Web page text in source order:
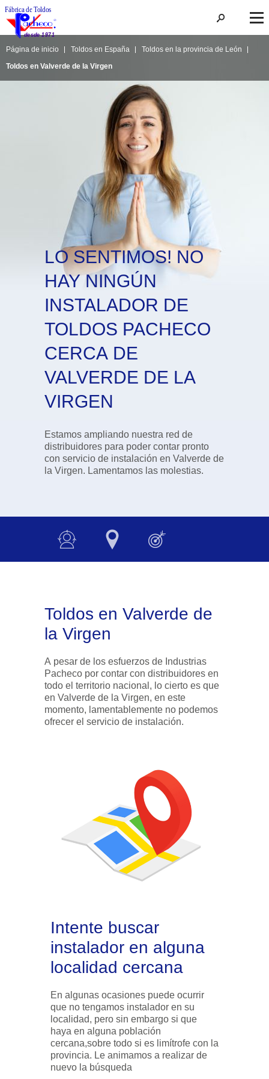
Página de inicio Toldos en España
Toldos en la provincia de León
Toldos en Valverde de la Virgen
LO SENTIMOS! NO
HAY NINGÚN
INSTALADOR DE
TOLDOS PACHECO
CERCA DE
VALVERDE DE LA
VIRGEN
Estamos ampliando nuestra red de
distribuidores para poder contar pronto
con servicio de instalación en Valverde de
la Virgen. Lamentamos las molestias.
Toldos en Valverde de
la Virgen
A pesar de los esfuerzos de Industrias
Pacheco por contar con distribuidores en
todo el territorio nacional, lo cierto es que
en Valverde de la Virgen, en este
momento, lamentablemente no podemos
ofrecer el servicio de instalación.
Intente buscar
instalador en alguna
localidad cercana
En algunas ocasiones puede ocurrir
que no tengamos instalador en su
localidad, pero sin embargo si que
haya en alguna población
cercana,sobre todo si es limítrofe con la
provincia. Le animamos a realizar de
nuevo la búsqueda